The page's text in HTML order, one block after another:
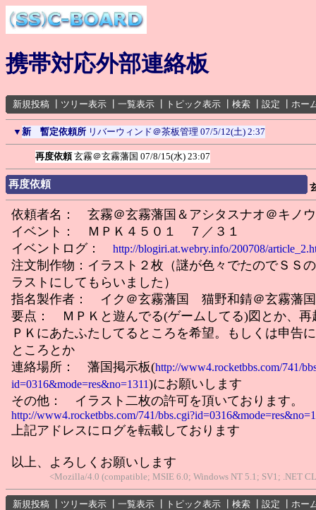
携帯対応外部連絡板
新規投稿 ツリー表示 一覧表示 トピック表示 検索 設定 ホー
▼ 新 暫定依頼所 リバーウィンド＠茶板管理 07/5/12(土) 2:37
再度依頼 玄霧＠玄霧藩国 07/8/15(水) 23:07
再度依頼
依頼者名： 玄霧＠玄霧藩国＆アシタスナオ＠キノ
イベント： ＭＰＫ４５０１ ７／３１
イベントログ： http://blogiri.at.webry.info/200708/
注文制作物：イラスト２枚（謎が色々でたのでＳＳ
ラストにしてもらいました）
指名製作者： イク＠玄霧藩国 猫野和錆＠玄霧藩国
要点： ＭＰＫと遊んでる(ゲームしてる)図とか、再
ＰＫにあたふたしてるところを希望。もしくは申告
ところとか
連絡場所： 藩国掲示板(http://www4.rocketbbs.com/741/
id=0316&mode=res&no=1311)にお願いします
その他： イラスト二枚の許可を頂いております。
http://www4.rocketbbs.com/741/
上記アドレスにログを転載しております
以上、よろしくお願いします
<Mozilla/4.0 (compatible; MSIE 6.0; Windows NT 5.1; SV1; .NET
新規投稿 ツリー表示 一覧表示 トピック表示 検索 設定
ホー